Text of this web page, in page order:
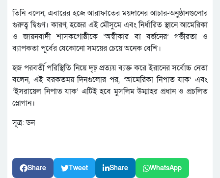
তিনি বলেন, এবারের হজে আরাফাতের ময়দানের আচার-অনুষ্ঠানগুলোর
গুরুত্ব দ্বিগুণ। কারণ, হজের এই মৌসুমে এবং নির্ধারিত স্থানে আমেরিকা
ও জায়নবাদী শাসকগোষ্ঠীকে ‘অস্বীকার বা বর্জনের’ গভীরতা ও
ব্যাপকতা পূর্বের যেকোনো সময়ের চেয়ে অনেক বেশি।
হজ পরবর্তী পরিস্থিতি নিয়ে দৃঢ় প্রত্যয় ব্যক্ত করে ইরানের সর্বোচ্চ নেতা
বলেন, এই বরকতময় দিনগুলোর পর, ‘আমেরিকা নিপাত যাক’ এবং
‘ইসরায়েল নিপাত যাক’ এটিই হবে মুসলিম উম্মাহর প্রধান ও প্রচলিত
স্লোগান।
সূত্র: ডন
Share Tweet Share WhatsApp